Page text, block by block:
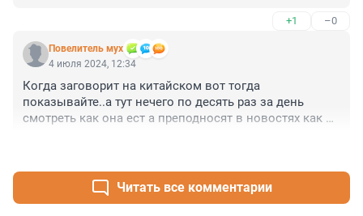
+1 –0
Повелитель мух
4 июля 2024, 12:34
Когда заговорит на китайском вот тогда
показывайте..а тут нечего по десять раз за день
смотреть как она ест а преподносят в новостях как
Читать все комментарии